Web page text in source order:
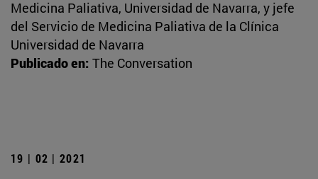
Medicina Paliativa, Universidad de Navarra, y jefe
del Servicio de Medicina Paliativa de la Clínica
Universidad de Navarra
Publicado en: The Conversation
19 | 02 | 2021